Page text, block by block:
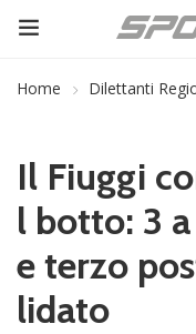
Home Dilettanti
Il Fiuggi
l botto: 3
e terzo
lidato